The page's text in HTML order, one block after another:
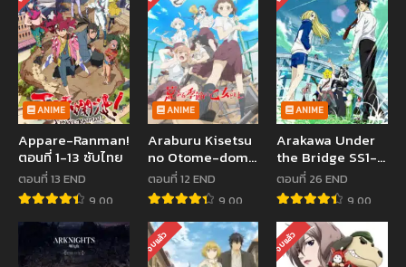
ANIME
Appare-Ranman!
ตอนที่ 1-13 ซับไทย
ตอนที่ 13 END
9.00
ANIME
Araburu Kisetsu
no Otome-domo
yo. ตอนที่ 1-12 ซับ
ไทย
ตอนที่ 12 END
9.00
ANIME
Arakawa Under
the Bridge SS1-
SS2 หนุ่มจริงจังกับ
สาวติ๊งต๊อง ซับไทย
ตอนที่ 26 END
9.00
จบแล้ว จบแล้ว